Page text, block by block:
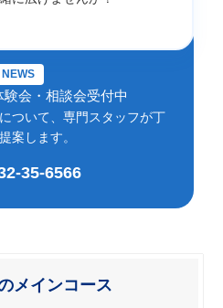
NEWS
験会・相談会受付中
ついて、専門スタッフが丁
案します。
35-6566
メインコース